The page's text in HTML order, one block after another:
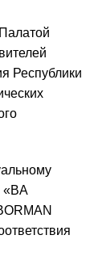
Республики